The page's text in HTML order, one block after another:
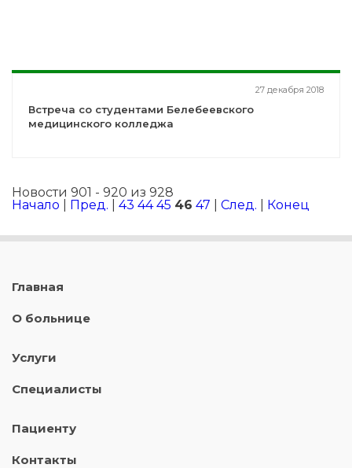
27 декабря 2018
Встреча со студентами Белебеевского
медицинского колледжа
Новости 901 - 920 из 928
Начало
Пред. 43 44 45 46 47 След. Конец
Главная
О больнице
Услуги
Специалисты
Пациенту
Контакты